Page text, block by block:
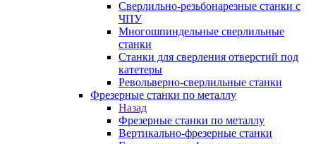
Сверлильно-резьбонарезные станки с
ЧПУ
Многошпиндельные сверлильные
станки
Станки для сверления отверстий под
катетеры
Револьверно-сверлильные станки
Фрезерные станки по металлу
Назад
Фрезерные станки по металлу
Вертикально-фрезерные станки